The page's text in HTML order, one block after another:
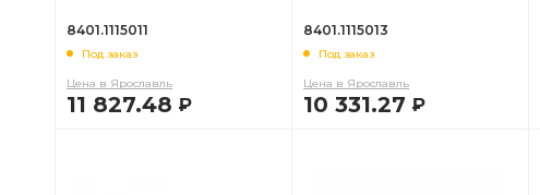
8401.1115011
Под заказ
Цена в Ярославль
11 827.48 Р
8401.1115013
Под заказ
Цена в Ярославль
10 331.27 Р